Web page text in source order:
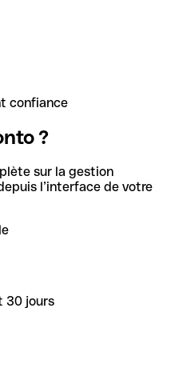
confiance
?
sur la gestion
l’interface de votre
30 jours